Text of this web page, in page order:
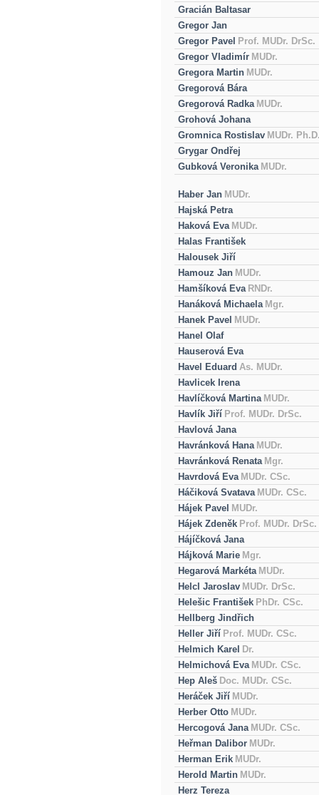
Gracián Baltasar
Gregor Jan
Gregor Pavel
Prof. MUDr. DrSc.
Gregor Vladimír MUDr.
Gregora Martin MUDr.
Gregorová Bára
Gregorová Radka MUDr.
Grohová Johana
Gromnica Rostislav MUDr.
Grygar Ondřej
Gubková Veronika MUDr.
Haber Jan MUDr.
Hajská Petra
Haková Eva MUDr.
Halas František
Halousek Jiří
Hamouz Jan MUDr.
Hamšíková Eva RNDr.
Hanáková Michaela Mgr.
Hanek Pavel MUDr.
Hanel Olaf
Hauserová Eva
Havel Eduard As. MUDr.
Havlicek Irena
Havlíčková Martina MUDr.
Havlík Jiří Prof. MUDr. DrSc.
Havlová Jana
Havránková Hana MUDr.
Havránková Renata Mgr.
Havrdová Eva MUDr. CSc.
Háčiková Svatava MUDr. CSc.
Hájek Pavel MUDr.
Hájek Zdeněk Prof. MUDr. DrSc.
Hájíčková Jana
Hájková Marie Mgr.
Hegarová Markéta MUDr.
Helcl Jaroslav MUDr. DrSc.
Helešic František PhDr. CSc.
Hellberg Jindřich
Heller Jiří Prof. MUDr. CSc.
Helmich Karel
Dr.
Helmichová Eva MUDr. CSc.
Hep Aleš Doc. MUDr. CSc.
Heráček Jiří MUDr.
Herber Otto MUDr.
Hercogová Jana MUDr. CSc.
Heřman Dalibor MUDr.
Herman Erik MUDr.
Herold Martin MUDr.
Herz Tereza